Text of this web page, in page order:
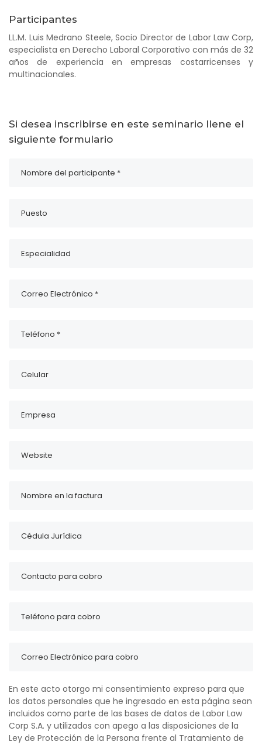
Participantes
LL.M. Luis Medrano Steele, Socio Director de Labor Law Corp,
especialista en Derecho Laboral Corporativo con más de 32
años de experiencia en empresas costarricenses y
multinacionales.
Si desea inscribirse en este seminario llene el
siguiente formulario
En este acto otorgo mi consentimiento expreso para que
los datos personales que he ingresado en esta página sean
incluidos como parte de las bases de datos de Labor Law
Corp S.A. y utilizados con apego a las disposiciones de la
Ley de Protección de la Persona frente al Tratamiento de